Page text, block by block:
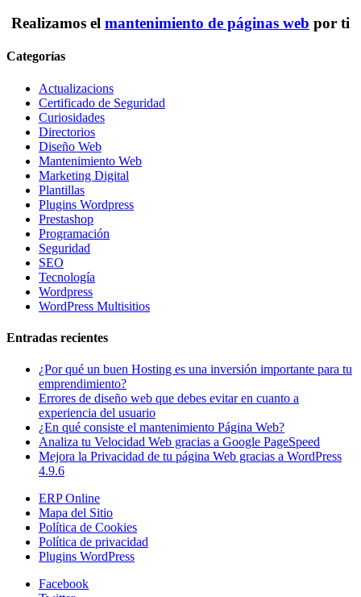
Realizamos el mantenimiento de páginas web por ti
Categorías
Actualizacions
Certificado de Seguridad
Curiosidades
Directorios
Diseño Web
Mantenimiento Web
Marketing Digital
Plantillas
Plugins Wordpress
Prestashop
Programación
Seguridad
SEO
Tecnología
Wordpress
WordPress Multisitios
Entradas recientes
¿Por qué un buen Hosting es una inversión importante para tu
emprendimiento?
Errores de diseño web que debes evitar en cuanto a
experiencia del usuario
¿En qué consiste el mantenimiento Página Web?
Analiza tu Velocidad Web gracias a Google PageSpeed
Mejora la Privacidad de tu página Web gracias a WordPress
4.9.6
ERP Online
Mapa del Sitio
Política de Cookies
Política de privacidad
Plugins WordPress
Facebook